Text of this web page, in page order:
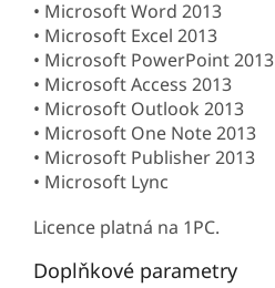
• Microsoft Word 2013
• Microsoft Excel 2013
• Microsoft PowerPoint 2013
• Microsoft Access 2013
• Microsoft Outlook 2013
• Microsoft One Note 2013
• Microsoft Publisher 2013
• Microsoft Lync
Licence platná na 1PC.
Doplňkové parametry